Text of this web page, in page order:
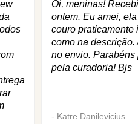
Oi, meninas!
ontem. Eu amei,
couro praticamente
como na
no envio. Parabéns
pela curadoria! Bjs
- Katre Danilevicius